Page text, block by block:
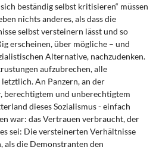
beständig selbst kritisieren“ müssen
nichts anderes, als dass die
selbst versteinern lässt und so
erscheinen, über mögliche – und
Alternative, nachzudenken.
aufzubrechen, alle
An Panzern, an der
berechtigtem und unberechtigtem
dieses Sozialismus - einfach
war: das Vertrauen verbraucht, der
sei: Die versteinerten Verhältnisse
als die Demonstranten den